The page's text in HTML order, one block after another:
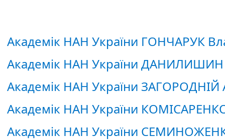
Академік НАН України ГОНЧАРУК
Академік НАН України
Академік НАН України ЗАГОРОДНІЙ
Академік НАН України
Академік НАН України